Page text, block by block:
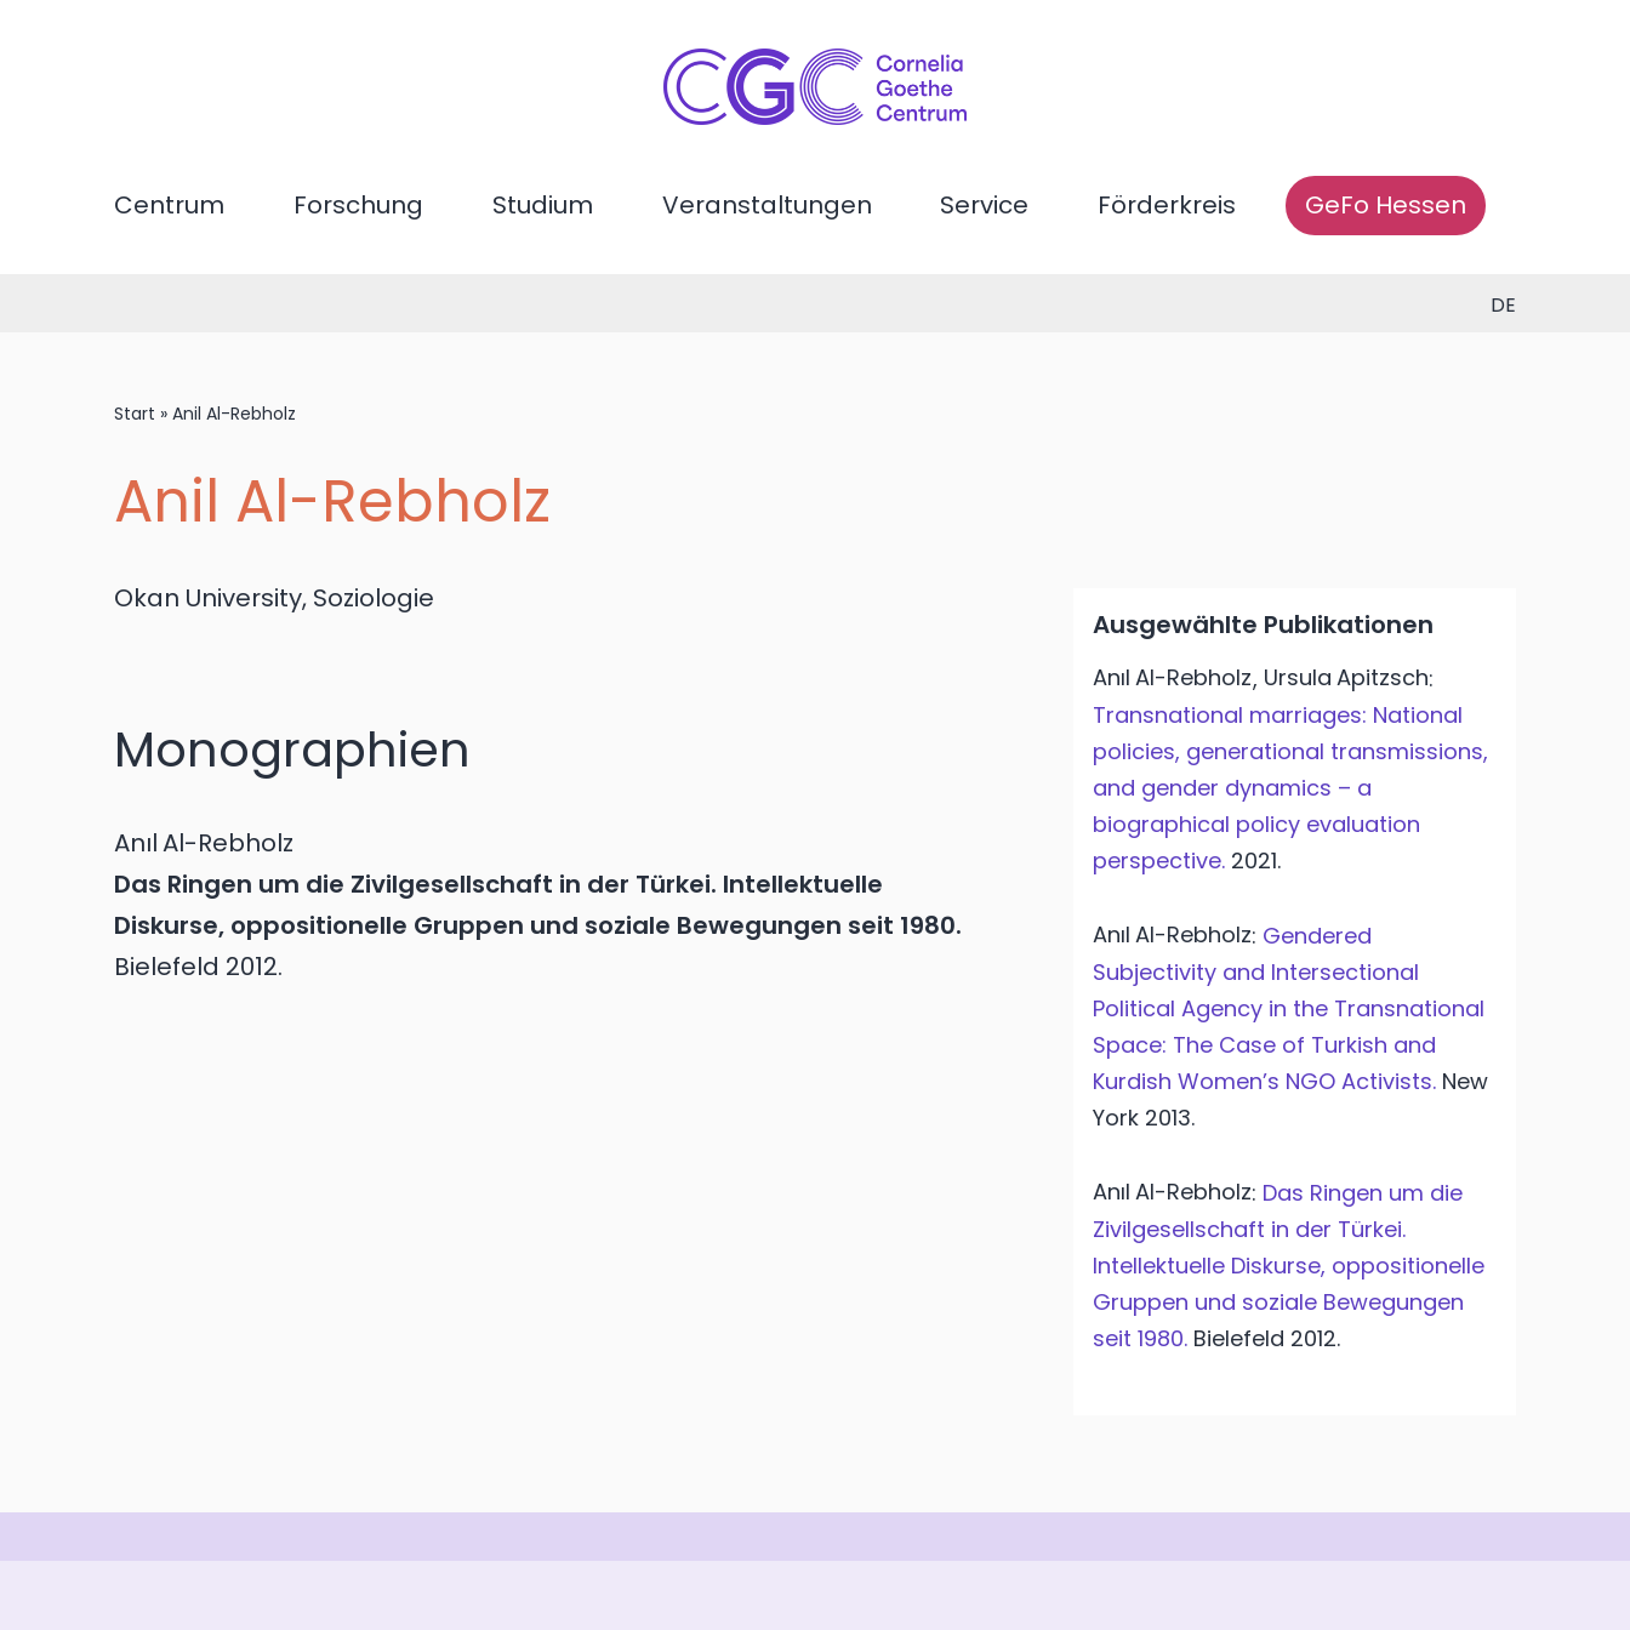
Centrum Forschung Studium Veranstaltungen Service Förderkreis GeFo Hessen
DE
Start » Anil Al-Rebholz
Anil Al-Rebholz
Okan University, Soziologie
Monographien
AnılAl-Rebholz
Das Ringen um die Zivilgesellschaft in der Türkei. Intellektuelle
Diskurse, oppositionelle Gruppen und soziale Bewegungen seit 1980.
Bielefeld 2012.
Ausgewählte Publikationen
Anıl Al-Rebholz, Ursula Apitzsch:
Transnational marriages: National
policies, generational transmissions,
and gender dynamics – a
biographical policy evaluation
perspective. 2021.
Anıl Al-Rebholz: Gendered
Subjectivity and Intersectional
Political Agency in the Transnational
Space: The Case of Turkish and
Kurdish Women’s NGO Activists. New
York 2013.
Anıl Al-Rebholz: Das Ringen um die
Zivilgesellschaft in der Türkei.
Intellektuelle Diskurse, oppositionelle
Gruppen und soziale Bewegungen
seit 1980. Bielefeld 2012.